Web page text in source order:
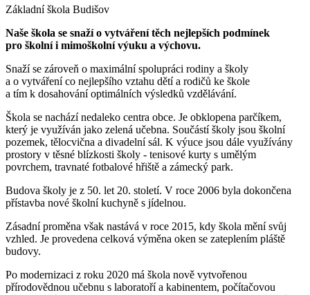
Základní škola Budišov
Naše škola se snaží o vytváření těch nejlepších podmínek
pro školní i mimoškolní výuku a výchovu.
Snaží se zároveň o maximální spolupráci rodiny a školy
a o vytváření co nejlepšího vztahu dětí a rodičů ke škole
a tím k dosahování optimálních výsledků vzdělávání.
Škola se nachází nedaleko centra obce. Je obklopena parčíkem,
který je využíván jako zelená učebna. Součástí školy jsou školní
pozemek, tělocvična a divadelní sál. K výuce jsou dále využívány
prostory v těsné blízkosti školy - tenisové kurty s umělým
povrchem, travnaté fotbalové hřiště a zámecký park.
Budova školy je z 50. let 20. století. V roce 2006 byla dokončena
přístavba nové školní kuchyně s jídelnou.
Zásadní proměna však nastává v roce 2015, kdy škola mění svůj
vzhled. Je provedena celková výměna oken se zateplením pláště
budovy.
Po modernizaci z roku 2020 má škola nově vytvořenou
přírodovědnou učebnu s laboratoří a kabinentem, počítačovou